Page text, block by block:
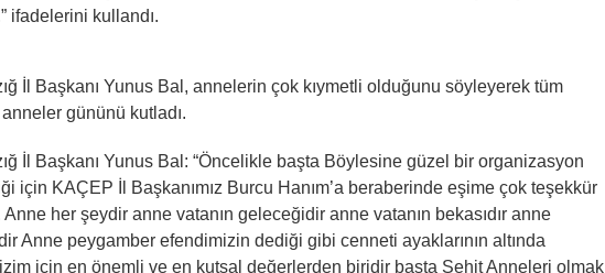
ifadelerini kullandı.
İl Başkanı Yunus Bal, annelerin çok kıymetli olduğunu söyleyerek tüm
gününü kutladı.
İl Başkanı Yunus Bal: “Öncelikle başta Böylesine güzel bir organizasyon
için KAÇEP İl Başkanımız Burcu Hanım’a beraberinde eşime çok teşekkür
her şeydir anne vatanın geleceğidir anne vatanın bekasıdır anne
Anne peygamber efendimizin dediği gibi cenneti ayaklarının altında
için en önemli ve en kutsal değerlerden biridir başta Şehit Anneleri olmak